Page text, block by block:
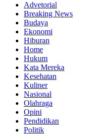
Advetorial
Breaking News
Budaya
Ekonomi
Hiburan
Home
Hukum
Kata Mereka
Kesehatan
Kuliner
Nasional
Olahraga
Opini
Pendidikan
Politik